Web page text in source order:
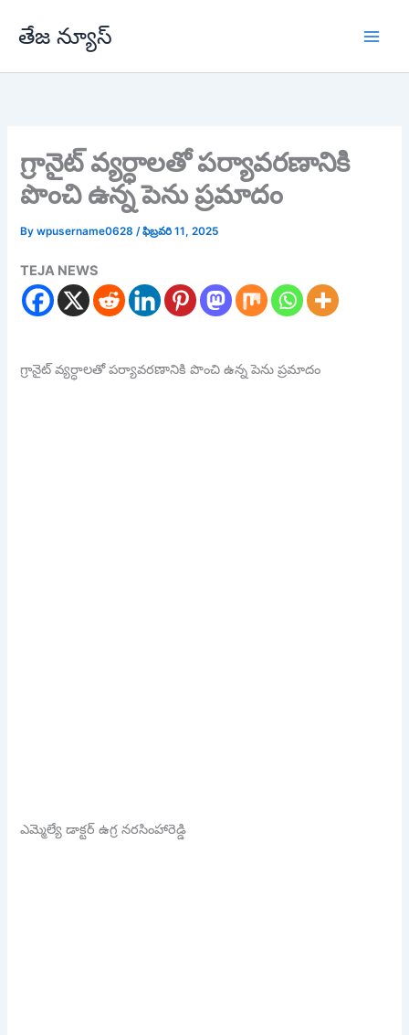
తేజ న్యూస్
గ్రానైట్ వ్యర్ధాలతో పర్యావరణానికి
పొంచి ఉన్న పెను ప్రమాదం
Bywpusername0628/ఫిబ్రవరి 11, 2025
TEJA NEWS
గ్రానైట్ వ్యర్ధాలతో పర్యావరణానికి పొంచి ఉన్న పెను ప్రమాదం
ఎమ్మెల్యే డాక్టర్ ఉగ్ర నరసింహారెడ్డి